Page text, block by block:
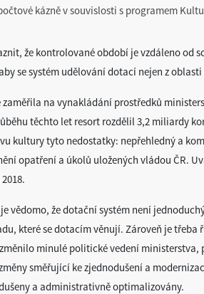
kázně v souvislosti s programem
že kontrolované období je vzdáleno od
se systém udělování dotací nejen z
na vynakládání prostředků
těchto let resort rozdělil 3,2 miliardy
kultury tyto nedostatky: nepřehledný a
opatření a úkolů uložených vládou ČR.
vědomo, že dotační systém není
které se dotacím věnují. Zároveň je třeba
minulé politické vedení
směřující ke zjednodušení a
a administrativně optimalizovány.